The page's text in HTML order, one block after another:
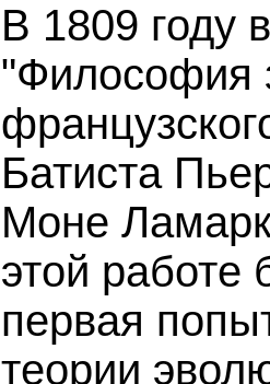
В 1809 году
"Философия
Батиста
Моне
этой работе
первая
теории